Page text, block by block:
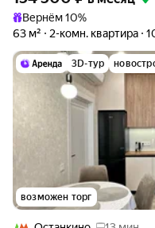
Вернём 10%
63 м²
2-комн. квартира
3D-тур
возможен торг